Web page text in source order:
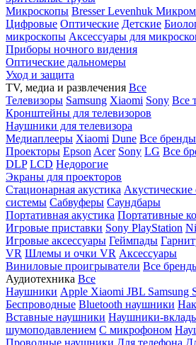
Микроскопы BresserLevenhuk
Цифровые Оптические Детские
микроскопы Аксессуары для
Приборы ночного видения
Оптические дальномеры
Уход и защита
TV, медиа и развлечения Все
Телевизоры Samsung Xiaomi Sony Все
Кронштейны для телевизоров
Наушники для телевизора
Медиаплееры Xiaomi Dune Все бренды
Проекторы Epson Acer Sony LG Все
DLP LCD Недорогие
Экраны для проекторов
Стационарная акустика
системы Сабвуферы Саундбары
Портативная акустика Портативные
Игровые приставки Sony PlayStation
Игровые аксессуары Геймпады
VR Шлемы и очки VR Аксессуары
Виниловые проигрыватели Все
Аудиотехника Все
Наушники Apple Xiaomi JBL Samsung
Беспроводные Bluetooth наушники
Вставные наушники Наушники-
шумоподавлением С микрофоном
Проводные наушники Для телефона